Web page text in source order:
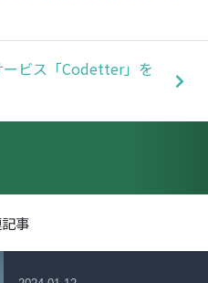
ビス「Codetter」を
事